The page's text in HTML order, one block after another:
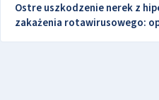
Ostre uszkodzenie nerek z
zakażenia rotawirusowego: